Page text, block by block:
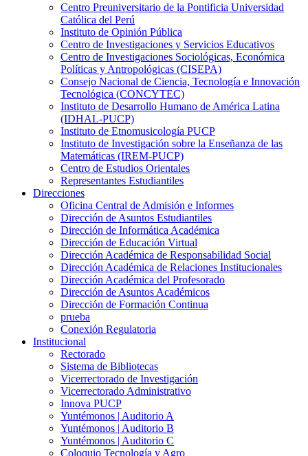
Centro Preuniversitario de la Pontificia Universidad
Católica del Perú
Instituto de Opinión Pública
Centro de Investigaciones y Servicios Educativos
Centro de Investigaciones Sociológicas, Económica
Políticas y Antropológicas (CISEPA)
Consejo Nacional de Ciencia, Tecnología e Innovación
Tecnológica (CONCYTEC)
Instituto de Desarrollo Humano de América Latina
(IDHAL-PUCP)
Instituto de Etnomusicología PUCP
Instituto de Investigación sobre la Enseñanza de las
Matemáticas (IREM-PUCP)
Centro de Estudios Orientales
Representantes Estudiantiles
Direcciones
Oficina Central de Admisión e Informes
Dirección de Asuntos Estudiantiles
Dirección de Informática Académica
Dirección de Educación Virtual
Dirección Académica de Responsabilidad Social
Dirección Académica de Relaciones Institucionales
Dirección Académica del Profesorado
Dirección de Asuntos Académicos
Dirección de Formación Continua
prueba
Conexión Regulatoria
Institucional
Rectorado
Sistema de Bibliotecas
Vicerrectorado de Investigación
Vicerrectorado Administrativo
Innova PUCP
Yuntémonos | Auditorio A
Yuntémonos | Auditorio B
Yuntémonos | Auditorio C
Coloquio Tecnología y Agro